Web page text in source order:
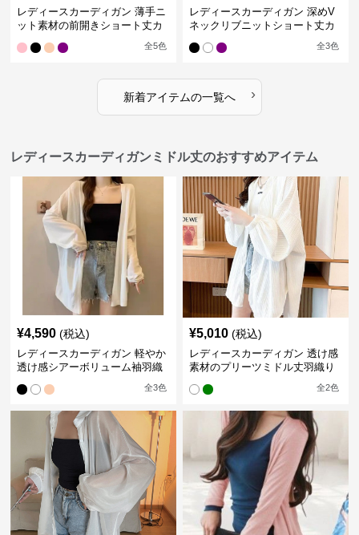
レディースカーディガン 薄手ニ
ット素材の前開きショート丈カ
全5色
レディースカーディガン 深めV
ネックリブニットショート丈カ
全3色
新着アイテムの一覧へ ›
レディースカーディガンミドル丈のおすすめアイテム
¥4,590 (税込)
レディースカーディガン 軽やか
透け感シアーボリューム袖羽織
全3色
¥5,010 (税込)
レディースカーディガン 透け感
素材のプリーツミドル丈羽織り
全2色